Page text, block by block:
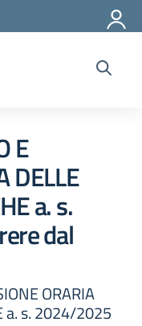
E
DELLE
a. s.
dal
ORARIA
a. s. 2024/2025